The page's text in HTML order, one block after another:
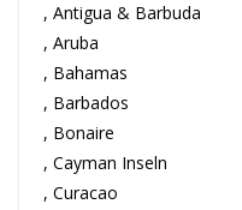
, Antigua & Barbuda
, Aruba
, Bahamas
, Barbados
, Bonaire
, Cayman Inseln
, Curacao